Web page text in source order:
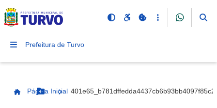
Prefeitura de Turvo
Página InicialBotão Menu
Página Inicial